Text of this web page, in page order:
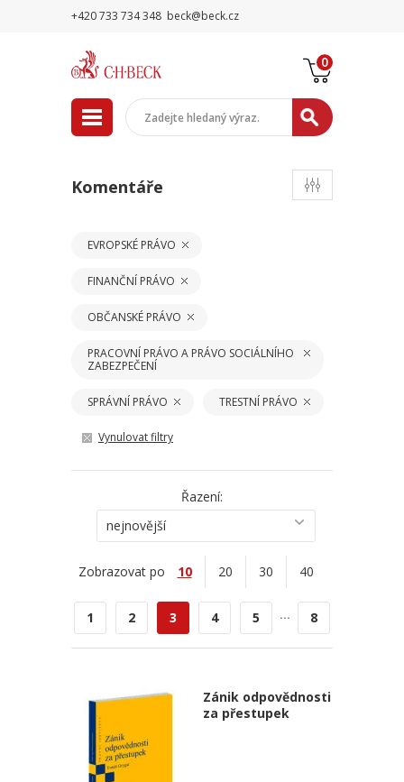
+420 733 734 348 beck@beck.cz
0
Komentáře
EVROPSKÉ PRÁVO
FINANČNÍ PRÁVO
OBČANSKÉ PRÁVO
PRACOVNÍ PRÁVO A PRÁVO SOCIÁLNÍHO
ZABEZPEČENÍ
SPRÁVNÍ PRÁVO TRESTNÍ PRÁVO
Vynulovat filtry
Řazení:
nejnovější
Zobrazovat po 10 20 30 40
1 2 3 4 5 ... 8
Zánik odpovědnosti
za přestupek